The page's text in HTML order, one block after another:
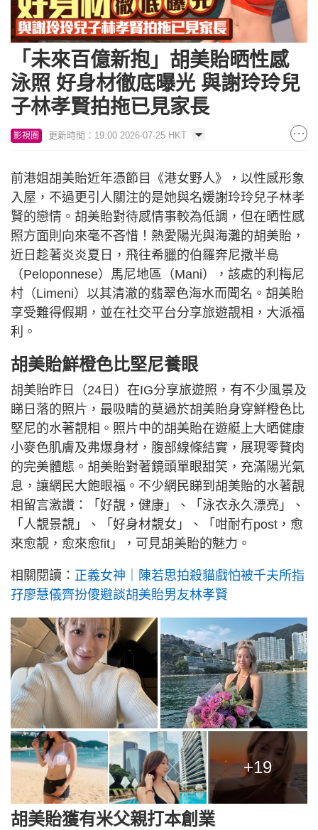
「未來百億新抱」胡美貽晒性感
泳照 好身材徹底曝光 與謝玲玲兒
子林孝賢拍拖已見家長
影視圈 更新時間：19:00 2026-07-25 HKT
前港姐胡美貽近年憑節目《港女野人》，以性感形象
入屋，不過更引人關注的是她與名媛謝玲玲兒子林孝
賢的戀情。胡美貽對待感情事較為低調，但在晒性感
照方面則向來毫不吝惜！熱愛陽光與海灘的胡美貽，
近日趁著炎炎夏日，飛往希臘的伯羅奔尼撒半島
（Peloponnese）馬尼地區（Mani），該處的利梅尼
村（Limeni）以其清澈的翡翠色海水而聞名。胡美貽
享受難得假期，並在社交平台分享旅遊靚相，大派福
利。
胡美貽鮮橙色比堅尼養眼
胡美貽昨日（24日）在IG分享旅遊照，有不少風景及
睇日落的照片，最吸睛的莫過於胡美貽身穿鮮橙色比
堅尼的水著靚相。照片中的胡美貽在遊艇上大晒健康
小麥色肌膚及弗爆身材，腹部線條結實，展現零贅肉
的完美體態。胡美貽對著鏡頭單眼甜笑，充滿陽光氣
息，讓網民大飽眼福。不少網民睇到胡美貽的水著靚
相留言激讚：「好靚，健康」、「泳衣永久漂亮」、
「人靚景靚」、「好身材靚女」、「咁耐冇post，愈
來愈靚，愈來愈fit」，可見胡美貽的魅力。
相關閱讀： 正義女神｜陳若思拍殺貓戲怕被千夫所指
孖廖慧儀齊扮傻避談胡美貽男友林孝賢
+19
胡美貽獲有米父親打本創業